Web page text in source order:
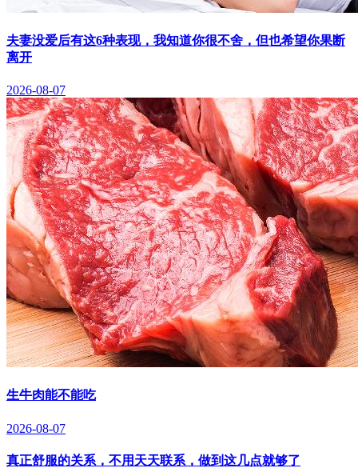
夫妻没爱后有这6种表现，我知道你很不舍，但也希望你果断
离开
2026-08-07
生牛肉能不能吃
2026-08-07
真正舒服的关系，不用天天联系，做到这几点就够了